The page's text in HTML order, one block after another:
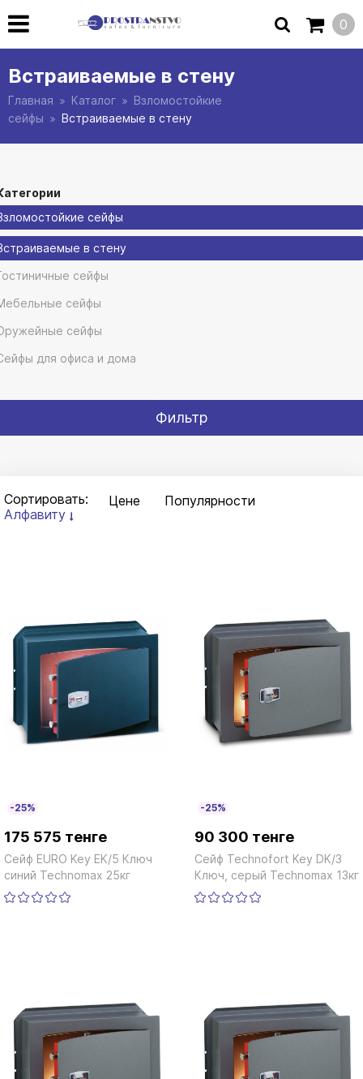
0
Встраиваемые в стену
Главная Каталог
Взломостойкие
сейфы
Встраиваемые в стену
сейфы
в стену
сейфы
сейфы
сейфы
для офиса и дома
Фильтр
Сортировать: Цене
Популярности
Алфавиту
-25%
175 575 тенге
Сейф EURO Key EK/5 Ключ
синий Technomax 25кг
-25%
90 300 тенге
Сейф Technofort Key DK/3
Ключ, серый Technomax 13кг